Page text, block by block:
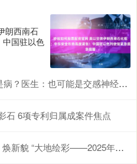
朗西南石
中国驻以色
生：也可能是交感神经过度兴奋所致
石 6项专利归属成案件焦点
绘彩——2025年农民画大展”在国博开幕